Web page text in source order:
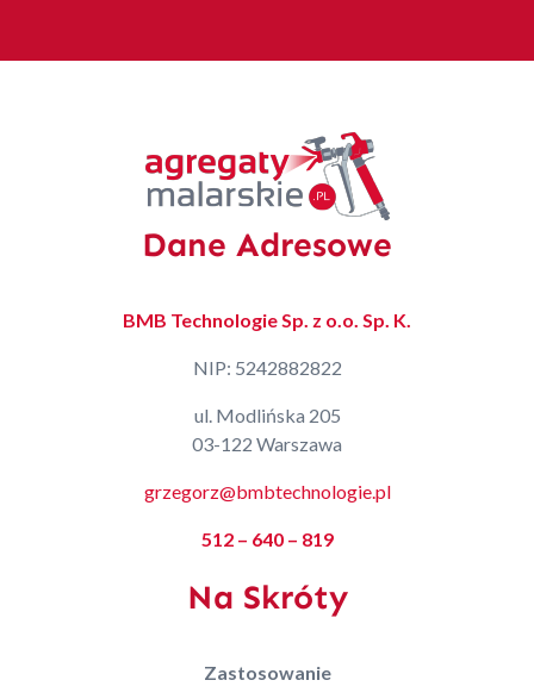
Dane Adresowe
BMB Technologie Sp. z o.o. Sp. K.
NIP: 5242882822
ul. Modlińska 205
03-122 Warszawa
grzegorz@bmbtechnologie.pl
512 – 640 – 819
Na Skróty
Zastosowanie